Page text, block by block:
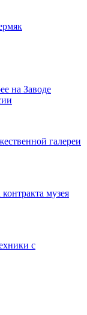
на Заводе
галереи
музея
с